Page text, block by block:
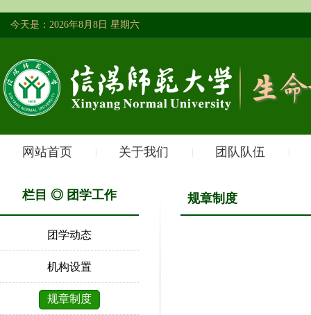
今天是：2026年8月8日 星期六
网站首页 关于我们 团队队伍
栏目 ◎ 团学工作
团学动态
机构设置
规章制度
规章制度